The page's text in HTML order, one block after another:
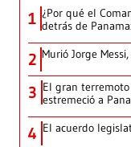
1 ¿Por qué el
detrás de
2 Murió Jorge
3 El gran
estremeció a
4 El acuerdo